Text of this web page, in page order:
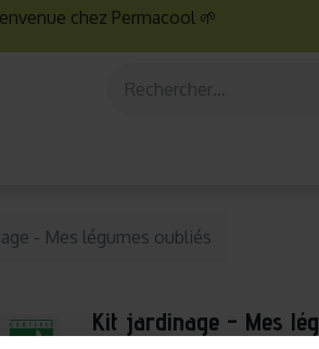
chez Permacool 🌱
- Mes légumes oubliés
Kit jardinage - Mes